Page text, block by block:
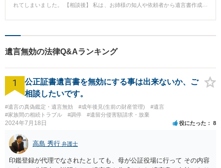
れてしまいました。 【相談後】 私は、お姉様の知人や依頼者から遺言書作成
た。 裁判官は訴えを聞いてくれ、遺言書が有効であることが確定しました。
目は、遺言書作成に関わった関係各所に裁判所に来てもらえたこと 遺言書の
有効、無効はなかなか判断が難しいところです。 弁護士が知人や関係機関に
遺言無効の法律Q&Aランキング
1
公正証書遺言書を無効にする事は出来ないか、ご
相談したいです。
#遺言の真偽鑑定・遺言無効 #成年後見(生前の財産管理)
#遺言
#家族間の相続トラブル
#調停 #遺留分侵害額請求・放棄
2024年7月18日 役にたった 8
高島 秀行 弁護士
印鑑登録が代理でなされたとしても、母が公証役場に行って その内容